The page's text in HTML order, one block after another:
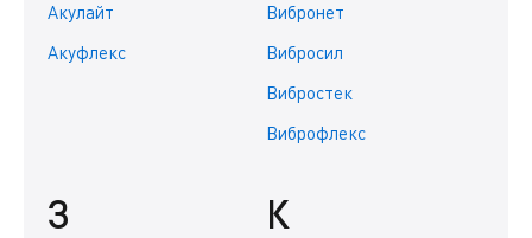
Акулайт
Акуфлекс
Вибронет
Вибросил
Вибростек
Виброфлекс
З К